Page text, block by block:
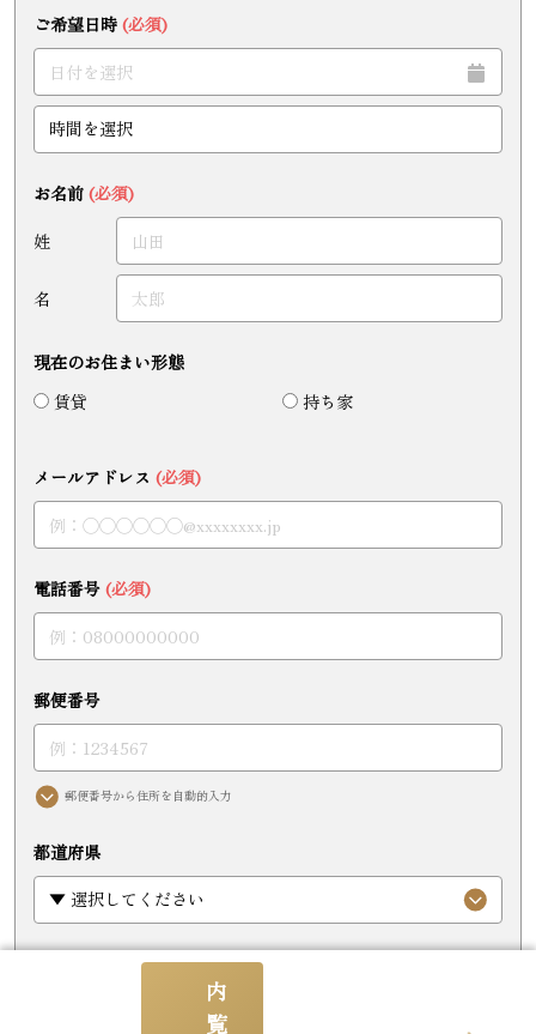
ご希望日時 (必須)
お名前 (必須)
姓
名
現在のお住まい形態
賃貸
持ち家
メールアドレス (必須)
電話番号 (必須)
郵便番号
郵便番号から住所を自動的入力
都道府県
内
覧